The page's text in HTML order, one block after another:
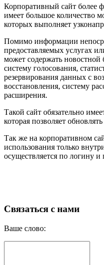
Корпоративный сайт более
имеет большое количество
которых выполняет
Помимо информации
предоставляемых услугах
может содержать новостной
систему голосования,
резервирования данных с
восстановления, систему
расширения.
Такой сайт обязательно
которая позволяет
Так же на корпоративном
использования только
осуществляется по логину и
Связаться с нами
Ваше слово: